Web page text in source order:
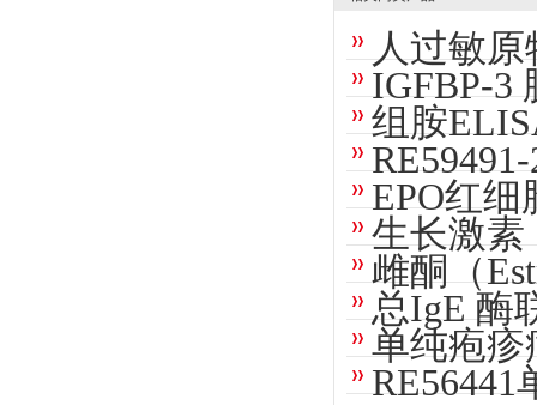
人过敏原
IGFBP-3
组胺
EPO红
生长激素
雌酮（
总IgE 酶
单纯疱